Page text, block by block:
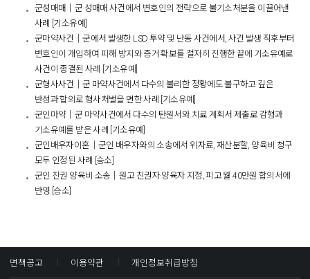
군성매매│군 성매매 사건에서 변호인의 전략으로 불기소처분을 이끌어낸
사례 [기소유예]
군마약사건│군에서 발생한 LSD 투약 및 난동 사건에서, 사건 발생 직후부터
변호인이 개입하여 피해 방지와 증거 확보를 철저히 진행한 끝에 기소유예로
사건이 종결된 사례 [기소유예]
군형사사건│군 마약사건에서 다수의 불리한 정황에도 불구하고 깊은
반성과 합의로 형사처벌을 면한 사례 [기소유예]
군인마약│군 마약사건에서 다수의 탄원서와 치료 계획서 제출로 감형과
기소유예를 받은 사례 [기소유예]
군인배우자이혼│군인 배우자와의 소송에서 위자료, 재산분할, 양육비 청구
모두 인정된 사례 [승소]
군인 친권 양육비 소송│원고 친권자·양육자 지정, 피고 월 40만원 합의서에
반영 [승소]​
면책공고 이용약관 개인정보취급방침